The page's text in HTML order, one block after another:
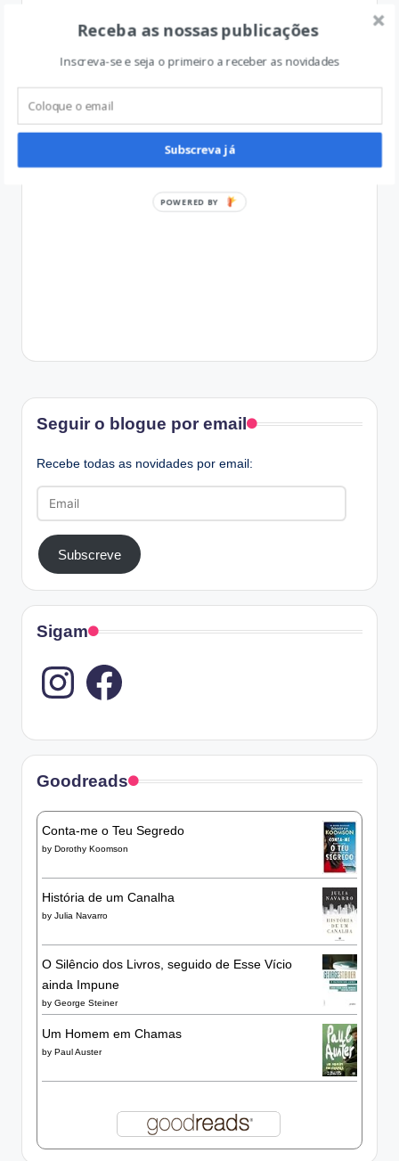
Seguir o blogue por email
Recebe todas as novidades por email:
Subscreve
Sigam
Instagram
Goodreads
Conta-me o Teu Segredo
by Dorothy Koomson
História de um Canalha
by Julia Navarro
O Silêncio dos Livros, seguido de Esse Vício
ainda Impune
by George Steiner
Um Homem em Chamas
by Paul Auster
Receba as nossas publicações
Inscreva-se e seja o primeiro a receber as novidades
Subscreva já
POWERED BY